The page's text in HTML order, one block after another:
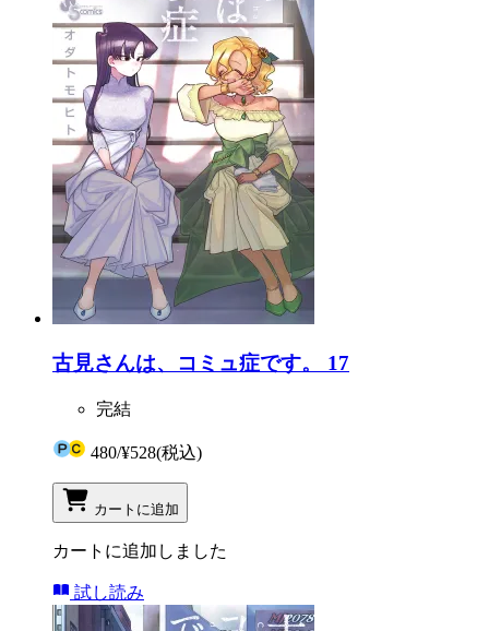
古見さんは、コミュ症です。 17
完結
480/¥528(税込)
カートに追加
カートに追加しました
試し読み